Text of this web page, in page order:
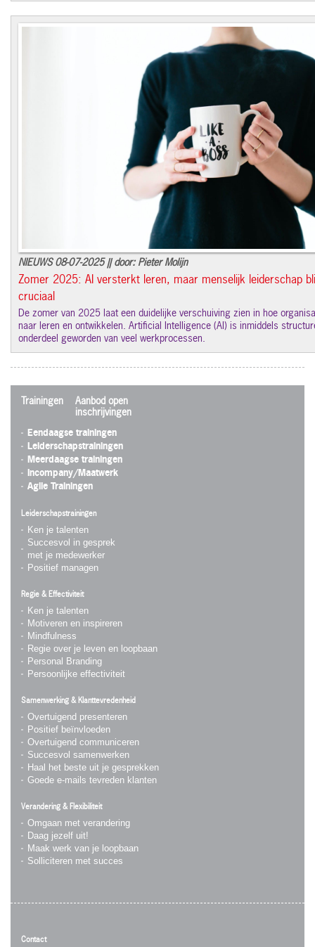
NIEUWS 08-07-2025 || door: Pieter Molijn
Zomer 2025: AI versterkt leren, maar menselijk leiderschap
cruciaal
De zomer van 2025 laat een duidelijke verschuiving zien in hoe
naar leren en ontwikkelen. Artificial Intelligence (AI) is inmiddels
onderdeel geworden van veel werkprocessen.
Trainingen
Aanbod open
inschrijvingen
Eendaagse trainingen
Leiderschapstrainingen
Meerdaagse trainingen
Incompany/Maatwerk
Agile Trainingen
Leiderschapstrainingen
Ken je talenten
Succesvol in gesprek
met je medewerker
Positief managen
Regie & Effectiviteit
Ken je talenten
Motiveren en inspireren
Mindfulness
Regie over je leven en loopbaan
Personal Branding
Persoonlijke effectiviteit
Samenwerking & Klanttevredenheid
Overtuigend presenteren
Positief beïnvloeden
Overtuigend communiceren
Succesvol samenwerken
Haal het beste uit je gesprekken
Goede e-mails tevreden klanten
Verandering & Flexibiliteit
Omgaan met verandering
Daag jezelf uit!
Maak werk van je loopbaan
Solliciteren met succes
Contact